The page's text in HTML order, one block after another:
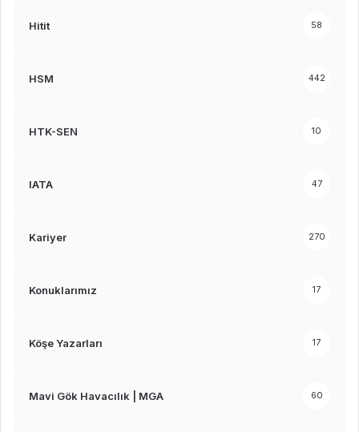
Hitit 58
HSM 442
HTK-SEN 10
IATA 47
Kariyer 270
Konuklarımız 17
Köşe Yazarları 17
Mavi Gök Havacılık | MGA 60